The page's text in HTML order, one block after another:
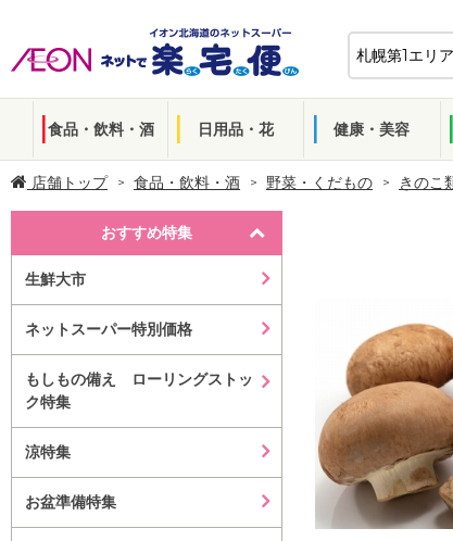
食品・飲料・酒 日用品・花 健康・美容
店舗トップ 食品・飲料・酒 野菜・くだもの きのこ
おすすめ特集
生鮮大市
ネットスーパー特別価格
もしもの備え ローリングストッ
ク特集
涼特集
お盆準備特集